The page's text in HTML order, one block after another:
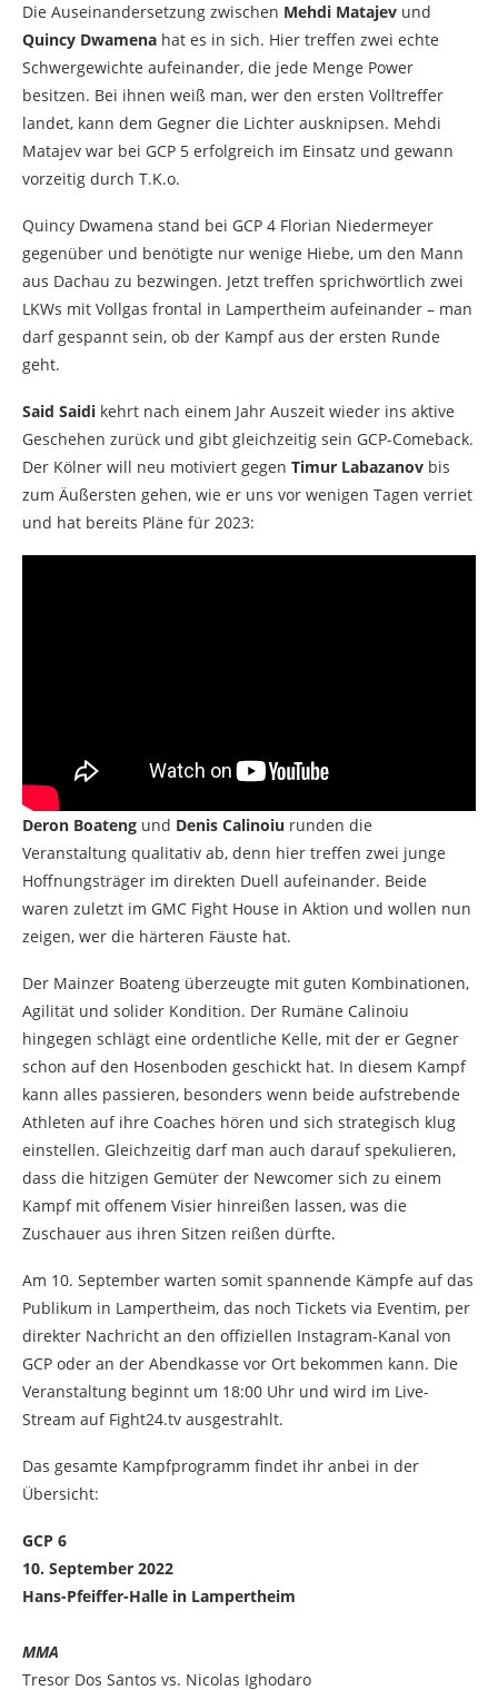
Die Auseinandersetzung zwischen Mehdi Matajev und
Quincy Dwamena hat es in sich. Hier treffen zwei echte
Schwergewichte aufeinander, die jede Menge Power
besitzen. Bei ihnen weiß man, wer den ersten Volltreffer
landet, kann dem Gegner die Lichter ausknipsen. Mehdi
Matajev war bei GCP 5 erfolgreich im Einsatz und gewann
vorzeitig durch T.K.o.
Quincy Dwamena stand bei GCP 4 Florian Niedermeyer
gegenüber und benötigte nur wenige Hiebe, um den Mann
aus Dachau zu bezwingen. Jetzt treffen sprichwörtlich zwei
LKWs mit Vollgas frontal in Lampertheim aufeinander – man
darf gespannt sein, ob der Kampf aus der ersten Runde
geht.
Said Saidi kehrt nach einem Jahr Auszeit wieder ins aktive
Geschehen zurück und gibt gleichzeitig sein GCP-Comeback.
Der Kölner will neu motiviert gegen Timur Labazanov bis
zum Äußersten gehen, wie er uns vor wenigen Tagen verriet
und hat bereits Pläne für 2023:
Deron Boateng und Denis Calinoiu runden die
Veranstaltung qualitativ ab, denn hier treffen zwei junge
Hoffnungsträger im direkten Duell aufeinander. Beide
waren zuletzt im GMC Fight House in Aktion und wollen nun
zeigen, wer die härteren Fäuste hat.
Der Mainzer Boateng überzeugte mit guten Kombinationen,
Agilität und solider Kondition. Der Rumäne Calinoiu
hingegen schlägt eine ordentliche Kelle, mit der er Gegner
schon auf den Hosenboden geschickt hat. In diesem Kampf
kann alles passieren, besonders wenn beide aufstrebende
Athleten auf ihre Coaches hören und sich strategisch klug
einstellen. Gleichzeitig darf man auch darauf spekulieren,
dass die hitzigen Gemüter der Newcomer sich zu einem
Kampf mit offenem Visier hinreißen lassen, was die
Zuschauer aus ihren Sitzen reißen dürfte.
Am 10. September warten somit spannende Kämpfe auf das
Publikum in Lampertheim, das noch Tickets via Eventim, per
direkter Nachricht an den offiziellen Instagram-Kanal von
GCP oder an der Abendkasse vor Ort bekommen kann. Die
Veranstaltung beginnt um 18:00 Uhr und wird im Live-
Stream auf Fight24.tv ausgestrahlt.
Das gesamte Kampfprogramm findet ihr anbei in der
Übersicht:
GCP 6
10. September 2022
Hans-Pfeiffer-Halle in Lampertheim
MMA
Tresor Dos Santos vs. Nicolas Ighodaro